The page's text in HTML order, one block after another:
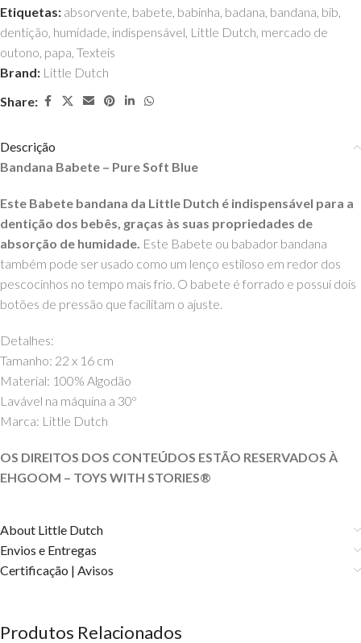
Etiquetas: absorvente, babete, babinha, badana, bandana, bib,
dentição, humidade, indispensável, Little Dutch, mercado de
outono, papa, Texteis
Brand: Little Dutch
Share:
Descrição
Bandana Babete – Pure Soft Blue
Este Babete bandana da Little Dutch é indispensável para a
dentição dos bebês, graças às suas propriedades de
absorção de humidade. Este Babete ou babador bandana
também pode ser usado como um lenço estiloso em redor dos
pescocinhos no tempo mais frio. O babete é forrado e possui dois
botões de pressão que facilitam o ajuste.
Detalhes:
Tamanho: 22 x 16 cm
Material: 100% Algodão
Lavável na máquina a 30º
Marca: Little Dutch
OS DIREITOS DOS CONTEÚDOS ESTÃO RESERVADOS À
EHGOOM – TOYS WITH STORIES®️
About Little Dutch
Envios e Entregas
Certificação | Avisos
Produtos Relacionados